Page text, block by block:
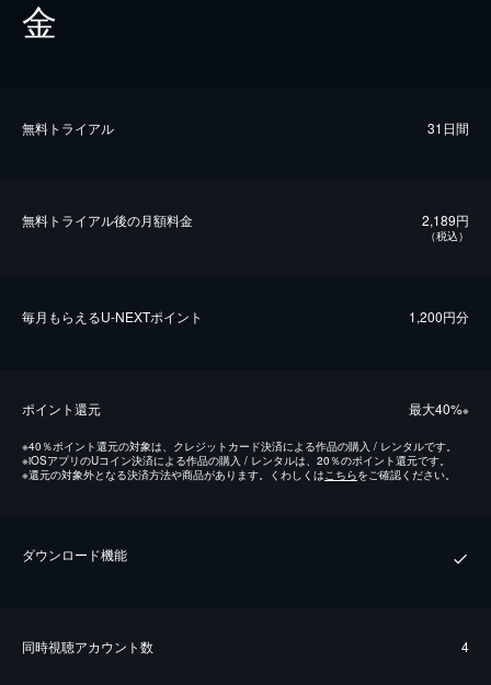
金
無料トライアル 31日間
無料トライアル後の⽉額料金 2,189円
（税込）
毎⽉もらえるU-NEXTポイント 1,200円分
ポイント還元 最⼤40%※
※40％ポイント還元の対象は、クレジットカード決済による作品の購入 / レンタルです。
※iOSアプリのUコイン決済による作品の購入 / レンタルは、20％のポイント還元です。
※還元の対象外となる決済方法や商品があります。くわしくはこちらをご確認ください。
ダウンロード機能
同時視聴アカウント数 4